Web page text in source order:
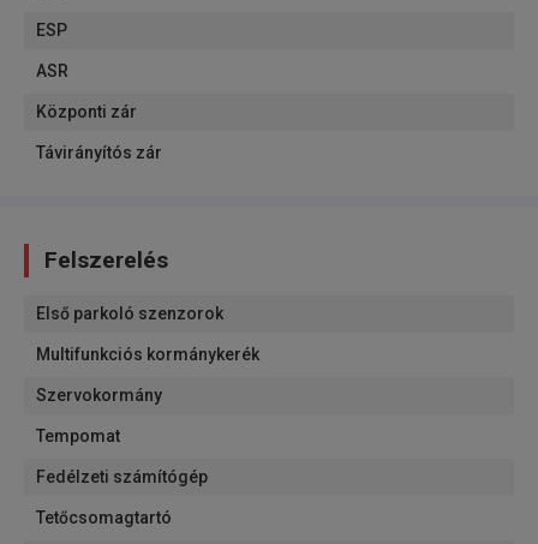
ESP
ASR
Központi zár
Távirányítós zár
Felszerelés
Első parkoló szenzorok
Multifunkciós kormánykerék
Szervokormány
Tempomat
Fedélzeti számítógép
Tetőcsomagtartó